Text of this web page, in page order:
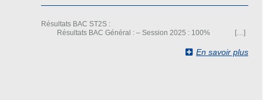
Résultats BAC ST2S :
Résultats BAC Général : – Session 2025 : 100% […]
En savoir plus